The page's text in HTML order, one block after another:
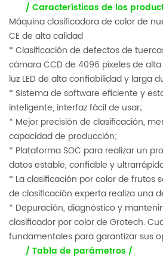
/ Características de los
Máquina clasificadora de color de
CE de alta calidad
* Clasificación de defectos de
cámara CCD de 4096 píxeles de
luz LED de alta confiabilidad y larga
* Sistema de software eficiente y
inteligente, interfaz fácil de usar;
* Mejor precisión de clasificación,
capacidad de producción;
* Plataforma SOC para realizar un
datos estable, confiable y
* La clasificación por color de frutos
de clasificación experta realiza una
* Depuración, diagnóstico y
clasificador por color de Grotech.
fundamentales para garantizar sus
/ Tabla de parámetros /